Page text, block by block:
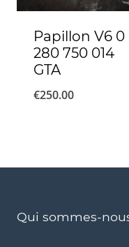
Papillon V6 0
280 750 014
GTA
€250.00
Qui sommes-